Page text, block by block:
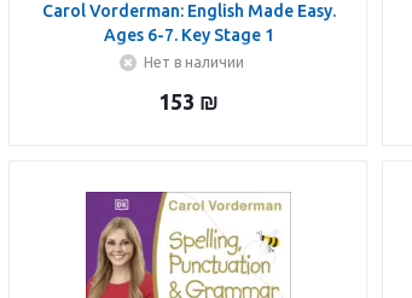
Carol Vorderman: English Made Easy.
Ages 6-7. Key Stage 1
Нет в наличии
153 ₪